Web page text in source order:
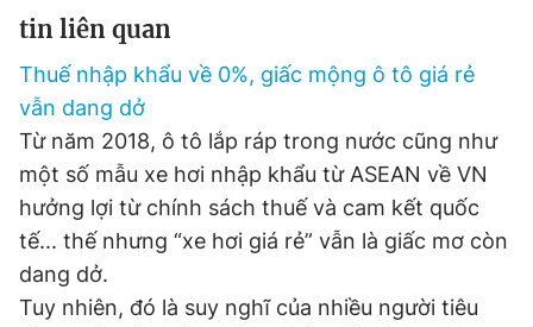
tin liên quan
Thuế nhập khẩu về 0%, giấc mộng ô tô giá rẻ
vẫn dang dở
Từ năm 2018, ô tô lắp ráp trong nước cũng như
một số mẫu xe hơi nhập khẩu từ ASEAN về VN
hưởng lợi từ chính sách thuế và cam kết quốc
tế... thế nhưng “xe hơi giá rẻ” vẫn là giấc mơ còn
dang dở.
Tuy nhiên, đó là suy nghĩ của nhiều người tiêu